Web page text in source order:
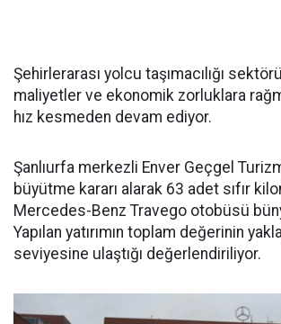
Şehirlerarası yolcu taşımacılığı
maliyetler ve ekonomik zorluklara
hız kesmeden devam ediyor.
Şanlıurfa merkezli Enver Geçgel
büyütme kararı alarak 63 adet sıfır
Mercedes-Benz Travego otobüsü
Yapılan yatırımın toplam değerinin
seviyesine ulaştığı değerlendiriliyor.